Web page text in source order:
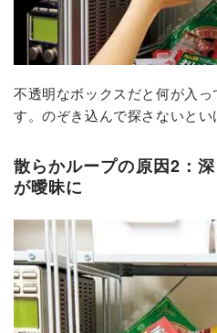
不透明なボックスだと何が入
す。のぞき込んで探さないとい
散らかループの原因2：
が曖昧に